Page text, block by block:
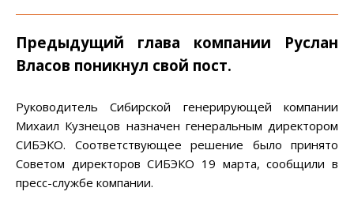
Предыдущий глава компании Руслан
Власов поникнул свой пост.
Руководитель Сибирской генерирующей компании
Михаил Кузнецов назначен генеральным директором
СИБЭКО. Соответствующее решение было принято
Советом директоров СИБЭКО 19 марта, сообщили в
пресс-службе компании.